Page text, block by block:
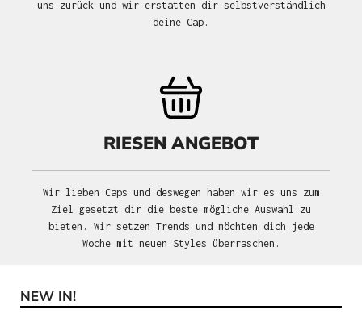
uns zurück und wir erstatten dir selbstverständlich
deine Cap.
RIESEN ANGEBOT
Wir lieben Caps und deswegen haben wir es uns zum
Ziel gesetzt dir die beste mögliche Auswahl zu
bieten. Wir setzen Trends und möchten dich jede
Woche mit neuen Styles überraschen.
Produktgalerie überspringen
NEW IN!